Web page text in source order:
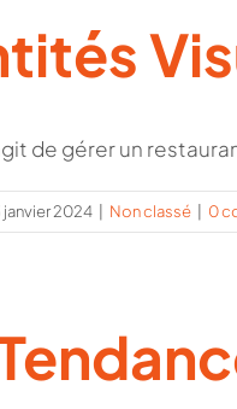
de gérer un
janvier 2024 Non classé 0